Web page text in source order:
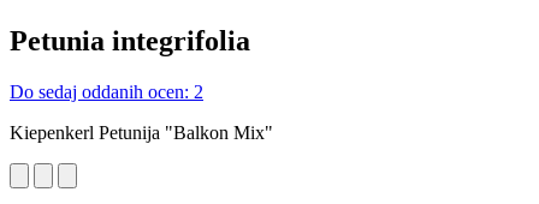
Petunia integrifolia
Do sedaj oddanih ocen: 2
Kiepenkerl Petunija "Balkon Mix"